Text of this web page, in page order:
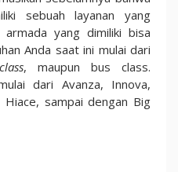
sebuah layanan yang
yang dimiliki bisa
Anda saat ini mulai dari
, maupun bus class.
dari Avanza, Innova,
sampai dengan Big